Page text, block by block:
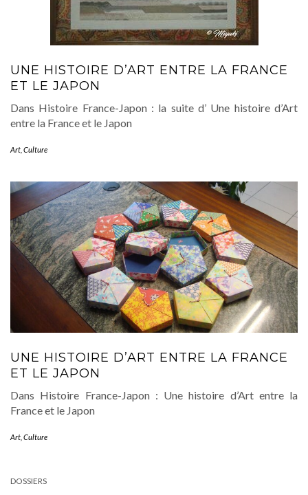
UNE HISTOIRE D’ART ENTRE LA FRANCE
ET LE JAPON
Dans Histoire France-Japon : la suite d’ Une histoire d’Art
entre la France et le Japon
Art Culture
UNE HISTOIRE D’ART ENTRE LA FRANCE
ET LE JAPON
Dans Histoire France-Japon : Une histoire d’Art entre la
France et le Japon
Art Culture
DOSSIERS